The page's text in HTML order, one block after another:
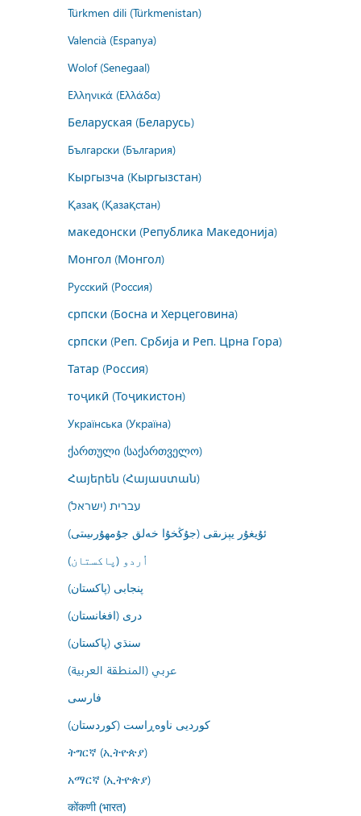
Türkmen dili (Türkmenistan)
Valencià (Espanya)
Wolof (Senegaal)
Ελληνικά (Ελλάδα)
Беларуская (Беларусь)
Български (България)
Кыргызча (Кыргызстан)
Қазақ (Қазақстан)
македонски (Република Македонија)
Монгол (Монгол)
Русский (Россия)
српски (Босна и Херцеговина)
српски (Реп. Србија и Реп. Црна Гора)
Татар (Россия)
тоҷикӣ (Тоҷикистон)
Українська (Україна)
ქართული (საქართველო)
Հայերեն (Հայաստան)
עברית (ישראל)
ئۇيغۇر يېزىقى (جۇڭخۇا خەلق جۇمھۇرىيىتى)
اُردو (پاکستان)
پنجابی (پاکستان)
درى (افغانستان)
سنڌي (پاکستان)
عربي (المنطقة العربية)
فارسى
کوردیی ناوەڕاست (کوردستان)
ትግርኛ (ኢትዮጵያ)
አማርኛ (ኢትዮጵያ)
कोंकणी (भारत)